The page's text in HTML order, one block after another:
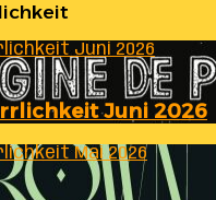
Juni 2026
Juni 2026
Mai 2026